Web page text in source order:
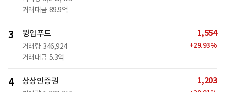
거래대금 89.9억
3 윙입푸드
거래량 346,924
거래대금 5.3억
1,554
+29.93%
4 상상인증권 1,203